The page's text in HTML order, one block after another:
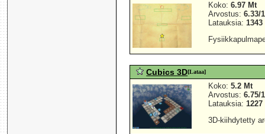
Koko:6.97 Mt
Arvostus:6.33/
Latauksia:1343
Cubics 3D[Lataa]
Koko:5.2 Mt
Arvostus:6.75/
Latauksia:1227
3D-kiihdytetty